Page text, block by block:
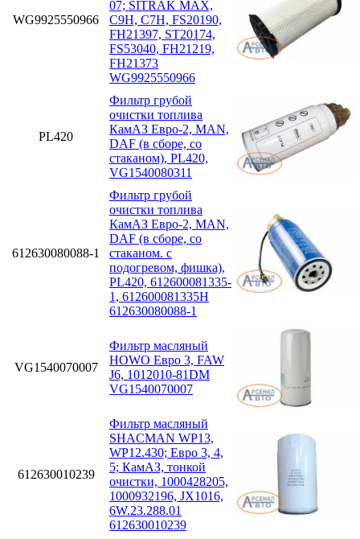
WG9925550966
07; SITRAK MAX,
C9H, C7H, FS20190,
FH21397, ST20174,
FS53040, FH21219,
FH21373
WG9925550966
PL420
Фильтр грубой
очистки топлива
КамАЗ Евро-2, MAN,
DAF (в сборе, со
стаканом), PL420,
VG1540080311
612630080088-1
Фильтр грубой
очистки топлива
КамАЗ Евро-2, MAN,
DAF (в сборе, со
стаканом. с
подогревом, фишка),
PL420, 612600081335-
1, 612600081335H
612630080088-1
VG1540070007
Фильтр масляный
HOWO Евро 3, FAW
J6, 1012010-81DM
VG1540070007
612630010239
Фильтр масляный
SHACMAN WP13,
WP12.430; Eвро 3, 4,
5; КамАЗ, тонкой
очистки, 1000428205,
1000932196, JX1016,
6W.23.288.01
612630010239